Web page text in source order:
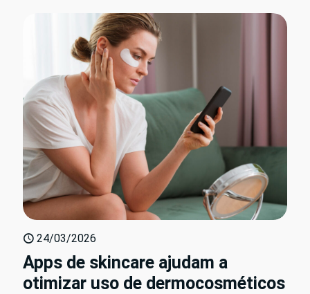
24/03/2026
Apps de skincare ajudam a
otimizar uso de dermocosméticos